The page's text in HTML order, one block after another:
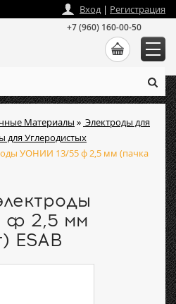
Материалы » Электроды для
для Углеродистых
УОНИИ 13/55 ф 2,5 мм (пачка
ф 2,5 мм
ESAB
Вход| Регистрация
+7 (960) 160-00-50